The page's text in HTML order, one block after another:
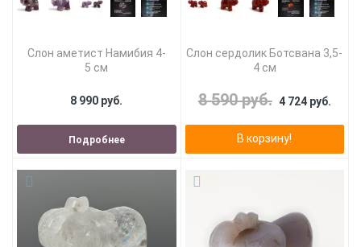
Слон аметист Намибия 4-
5 см
8 990 руб.
Подробнее
Слон сердолик Ботсвана 3,5-
4 см
8 590 руб. 4 724 руб.
В корзину!